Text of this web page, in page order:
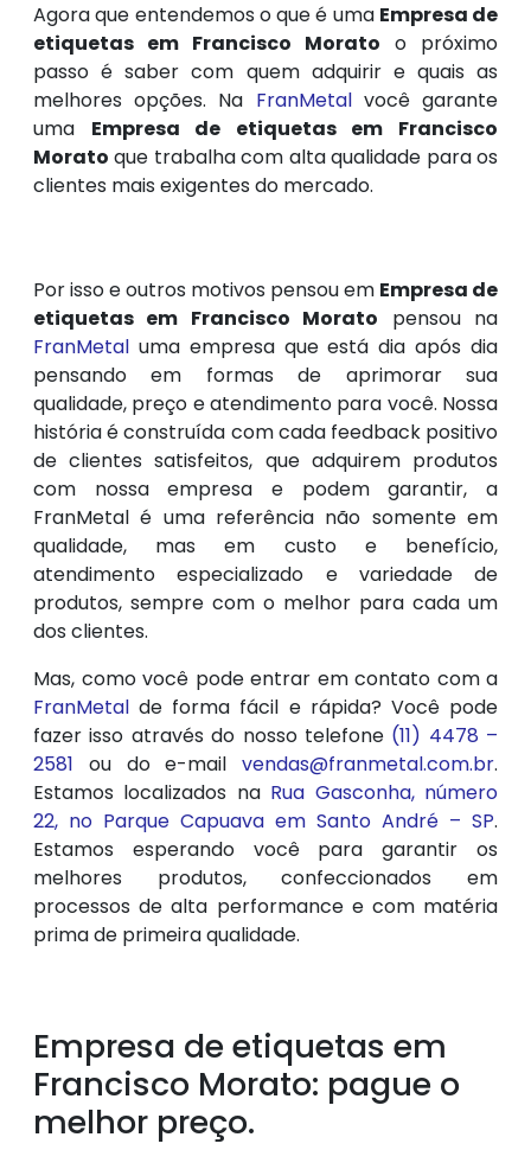
Agora que entendemos o que é uma Empresa de
etiquetas em Francisco Morato o próximo
passo é saber com quem adquirir e quais as
melhores opções. Na FranMetalvocê garante
uma Empresa de etiquetas em Francisco
Morato que trabalha com alta qualidade para os
clientes mais exigentes do mercado.
Por isso e outros motivos pensou em Empresa de
etiquetas em Francisco Morato pensou na
FranMetal uma empresa que está dia após dia
pensando em formas de aprimorar sua
qualidade, preço e atendimento para você. Nossa
história é construída com cada feedback positivo
de clientes satisfeitos, que adquirem produtos
com nossa empresa e podem garantir, a
FranMetal é uma referência não somente em
qualidade, mas em custo e benefício,
atendimento especializado e variedade de
produtos, sempre com o melhor para cada um
dos clientes.
Mas, como você pode entrar em contato com a
FranMetal de forma fácil e rápida? Você pode
fazer isso através do nosso telefone (11) 4478 –
2581 ou do e-mail vendas@franmetal.com.br.
Estamos localizados na Rua Gasconha, número
22, no Parque Capuava em Santo André – SP.
Estamos esperando você para garantir os
melhores produtos, confeccionados em
processos de alta performance e com matéria
prima de primeira qualidade.
Empresa de etiquetas em
Francisco Morato: pague o
melhor preço.